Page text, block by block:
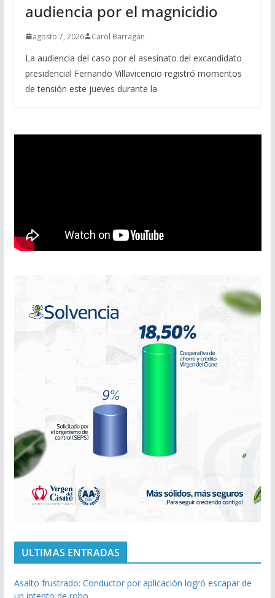
audiencia por el magnicidio
agosto 7, 2026 Carol Barragán
La audiencia del caso por el asesinato del excandidato
presidencial Fernando Villavicencio registró momentos
de tensión este jueves durante la
ULTIMAS ENTRADAS
Asalto frustrado: Conductor por aplicación logró escapar de